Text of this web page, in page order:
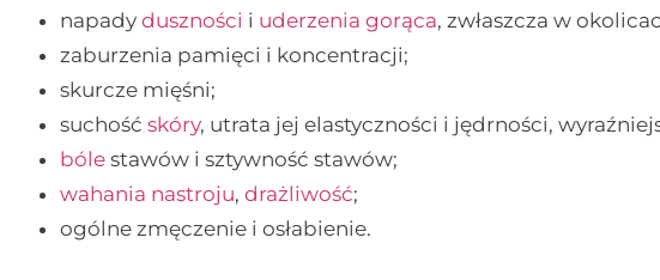
napady duszności i uderzenia gorąca, zwłaszcza w
zaburzenia pamięci i koncentracji;
skurcze mięśni;
suchość skóry, utrata jej elastyczności i jędrności,
bóle stawów i sztywność stawów;
wahania nastroju, drażliwość;
ogólne zmęczenie i osłabienie.